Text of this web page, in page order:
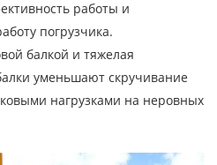
работы и
погрузчика.
балкой и тяжелая
уменьшают скручивание
нагрузками на неровных